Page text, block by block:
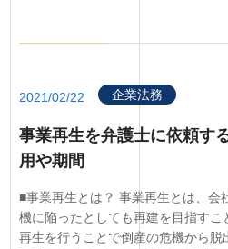
2021/02/22 企業法務
事業再生を弁護士に依頼す
用や期間
■事業再生とは？ 事業再生とは、会
機に陥ったとしても再建を目指す
再生を行うことで倒産の危機から脱